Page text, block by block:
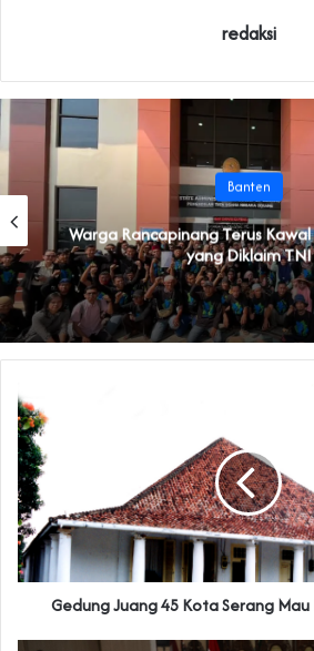
redaksi
Banten
‎Warga Rancapinang Terus
yang Diklaim TNI‎‎
Gedung Juang 45 Kota Serang